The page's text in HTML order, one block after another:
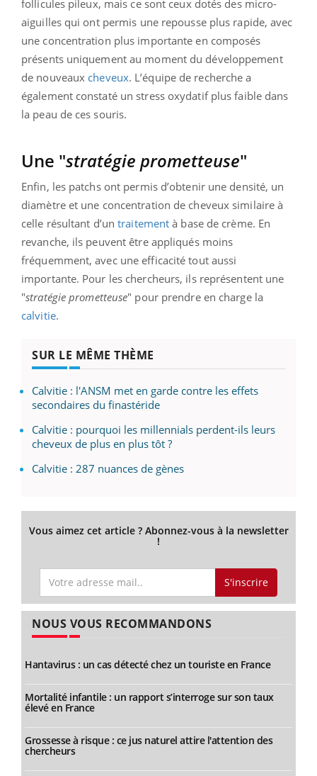
follicules pileux, mais ce sont ceux dotés des micro-
aiguilles qui ont permis une repousse plus rapide, avec
une concentration plus importante en composés
présents uniquement au moment du développement
de nouveaux cheveux. L’équipe de recherche a
également constaté un stress oxydatif plus faible dans
la peau de ces souris.
Une "stratégie prometteuse"
Enfin, les patchs ont permis d’obtenir une densité, un
diamètre et une concentration de cheveux similaire à
celle résultant d’untraitement à base de crème. En
revanche, ils peuvent être appliqués moins
fréquemment, avec une efficacité tout aussi
importante. Pour les chercheurs, ils représentent une
"stratégie prometteuse" pour prendre en charge la
calvitie.
SUR LE MÊME THÈME
Calvitie : l'ANSM met en garde contre les effets
secondaires du finastéride
Calvitie : pourquoi les millennials perdent-ils leurs
cheveux de plus en plus tôt ?
Calvitie : 287 nuances de gènes
Vous aimez cet article ? Abonnez-vous à la newsletter
!
S'inscrire
NOUS VOUS RECOMMANDONS
Hantavirus : un cas détecté chez un touriste en France
Mortalité infantile : un rapport s’interroge sur son taux
élevé en France
Grossesse à risque : ce jus naturel attire l'attention des
chercheurs